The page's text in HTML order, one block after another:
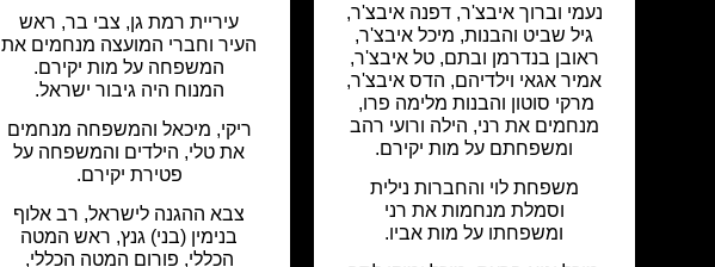
נעמי וברוך איבצ'ר, דפנה איבצ'ר,
גיל שביט והבנות, מיכל איבצ'ר,
ראובן בנדרמן ובתם, טל איבצ'ר,
אמיר אגאי וילדיהם, הדס איבצ'ר,
מרקי סוטון והבנות מלימה פרו,
מנחמים את רני, הילה ורועי רהב
ומשפחתם על מות יקירם.
משפחת לוי והחברות נילית
וסמלת מנחמות את רני
ומשפחתו על מות אביו.
עיריית רמת גן, צבי בר, ראש
העיר וחברי המועצה מנחמים את
המשפחה על מות יקירם.
המנוח היה גיבור ישראל.
ריקי, מיכאל והמשפחה מנחמים
את טלי, הילדים והמשפחה על
פטירת יקירם.
צבא ההגנה לישראל, רב אלוף
בנימין (בני) גנץ, ראש המטה
הכללי, פורום המטה הכללי,